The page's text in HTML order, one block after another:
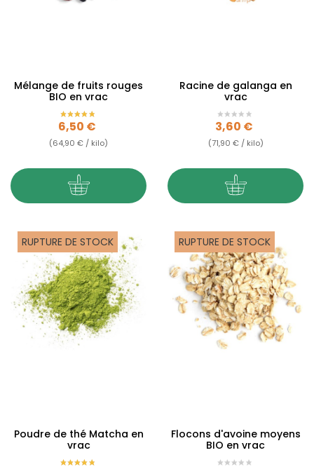
Mélange de fruits rouges
BIO en vrac
Prix
6,50 €
(64,90 € / kilo)
Racine de galanga en
vrac
Prix
3,60 €
(71,90 € / kilo)
RUPTURE DE STOCK
Poudre de thé Matcha en
vrac
RUPTURE DE STOCK
Flocons d'avoine moyens
BIO en vrac